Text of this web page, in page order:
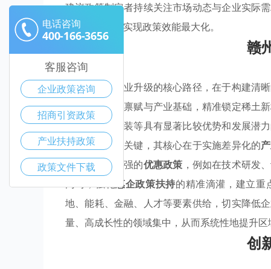
建议政策制定者持续关注市场动态与企业实际
的核心诉求，实现政策效能最大化。
赣
赣州市推进产业升级的核心路径，在于构建清
梳理区域资源禀赋与产业基础，精准锁定稀土
医药、纺织服装等具有显著比较优势和发展潜
定与执行尤为关键，其核心在于实施差异化的
出台靶向性极强的优惠政策 ，例如在技术研发
同时，强化惠企政策扶持的精准滴灌，建立重
地、能耗、金融、人才等要素供给，切实降低
量、高成长性的领域集中，从而系统性地提升区
创
电话咨询
400-166-3656
客服咨询
企业政策咨询
招商引资政策
产业扶持政策
政策文件下载